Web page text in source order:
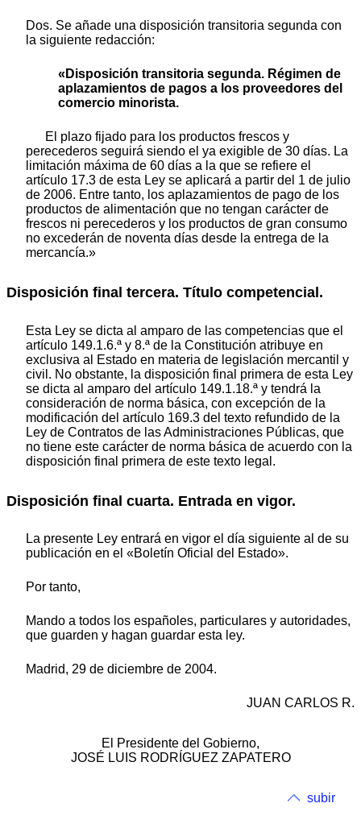
Dos. Se añade una disposición transitoria segunda con
la siguiente redacción:
«Disposición transitoria segunda. Régimen de
aplazamientos de pagos a los proveedores del
comercio minorista.
El plazo fijado para los productos frescos y
perecederos seguirá siendo el ya exigible de 30 días. La
limitación máxima de 60 días a la que se refiere el
artículo 17.3 de esta Ley se aplicará a partir del 1 de julio
de 2006. Entre tanto, los aplazamientos de pago de los
productos de alimentación que no tengan carácter de
frescos ni perecederos y los productos de gran consumo
no excederán de noventa días desde la entrega de la
mercancía.»
Disposición final tercera. Título competencial.
Esta Ley se dicta al amparo de las competencias que el
artículo 149.1.6.ª y 8.ª de la Constitución atribuye en
exclusiva al Estado en materia de legislación mercantil y
civil. No obstante, la disposición final primera de esta Ley
se dicta al amparo del artículo 149.1.18.ª y tendrá la
consideración de norma básica, con excepción de la
modificación del artículo 169.3 del texto refundido de la
Ley de Contratos de las Administraciones Públicas, que
no tiene este carácter de norma básica de acuerdo con la
disposición final primera de este texto legal.
Disposición final cuarta. Entrada en vigor.
La presente Ley entrará en vigor el día siguiente al de su
publicación en el «Boletín Oficial del Estado».
Por tanto,
Mando a todos los españoles, particulares y autoridades,
que guarden y hagan guardar esta ley.
Madrid, 29 de diciembre de 2004.
JUAN CARLOS R.
El Presidente del Gobierno,
JOSÉ LUIS RODRÍGUEZ ZAPATERO
subir